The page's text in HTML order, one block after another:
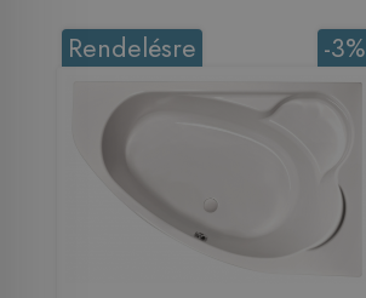
-3%
Rendelésre